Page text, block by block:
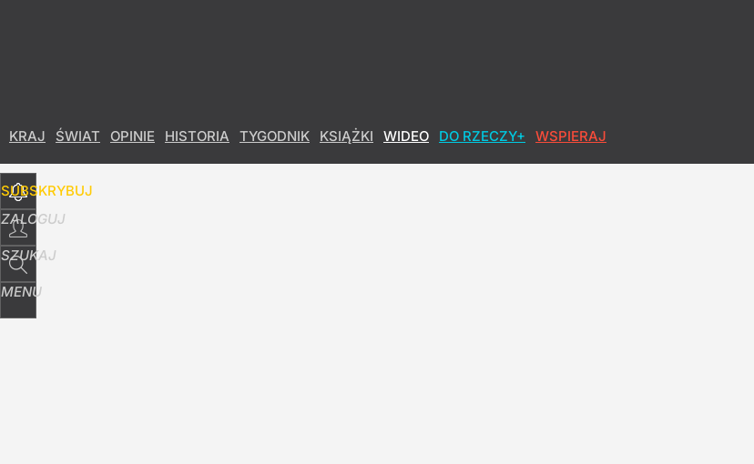
KRAJ ŚWIAT OPINIE HISTORIA TYGODNIK KSIĄŻKI WIDEO DO RZECZY+ WSPIERAJ
SUBSKRYBUJ
ZALOGUJ
SZUKAJ
MENU